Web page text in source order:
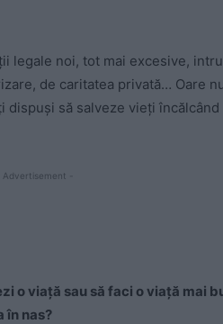
legale noi, tot mai excesive,
de caritatea privată… Oare
dispuși să salveze vieți
Advertisement -
o viață sau să faci o viață mai
în nas?